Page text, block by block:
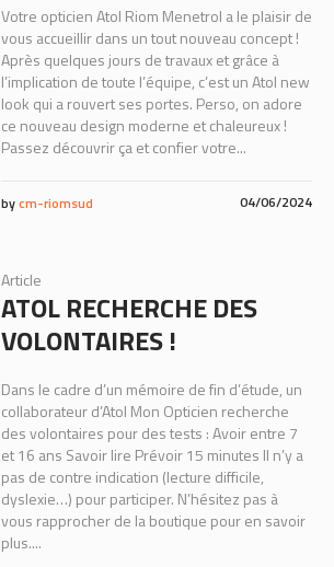
Votre opticien Atol Riom Menetrol a le plaisir de
vous accueillir dans un tout nouveau concept !
Après quelques jours de travaux et grâce à
l’implication de toute l’équipe, c’est un Atol new
look qui a rouvert ses portes. Perso, on adore
ce nouveau design moderne et chaleureux !
Passez découvrir ça et confier votre...
04/06/2024
bycm-riomsud
Article
ATOL RECHERCHE DES
VOLONTAIRES !
Dans le cadre d’un mémoire de fin d’étude, un
collaborateur d’Atol Mon Opticien recherche
des volontaires pour des tests : Avoir entre 7
et 16 ans Savoir lire Prévoir 15 minutes Il n’y a
pas de contre indication (lecture difficile,
dyslexie…) pour participer. N’hésitez pas à
vous rapprocher de la boutique pour en savoir
plus....